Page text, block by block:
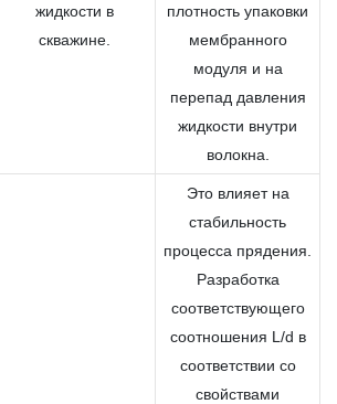
жидкости в
скважине.
плотность упаковки
мембранного
модуля и на
перепад давления
жидкости внутри
волокна.
Это влияет на
стабильность
процесса прядения.
Разработка
соответствующего
соотношения L/d в
соответствии со
свойствами